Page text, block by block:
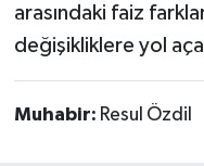
arasındaki faiz
değişikliklere yol
Muhabir: Resul Özdil